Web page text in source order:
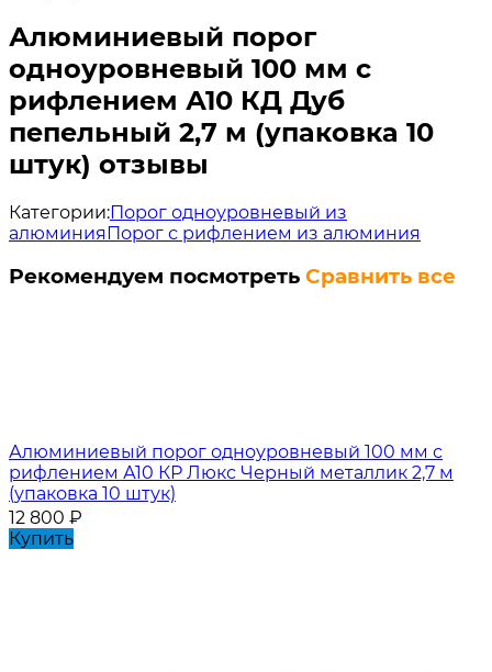
Алюминиевый порог
одноуровневый 100 мм с
рифлением А10 КД Дуб
пепельный 2,7 м (упаковка 10
штук) отзывы
Категории:Порог одноуровневый из
алюминияПорог с рифлением из алюминия
Рекомендуем посмотреть Сравнить все
Алюминиевый порог одноуровневый 100 мм с
рифлением А10 КР Люкс Черный металлик 2,7 м
(упаковка 10 штук)
12 800 ₽
Купить